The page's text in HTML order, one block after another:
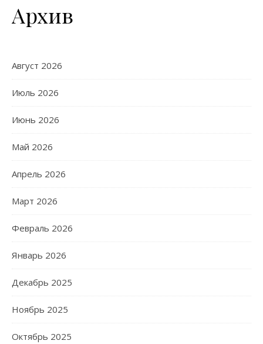
Архив
Август 2026
Июль 2026
Июнь 2026
Май 2026
Апрель 2026
Март 2026
Февраль 2026
Январь 2026
Декабрь 2025
Ноябрь 2025
Октябрь 2025